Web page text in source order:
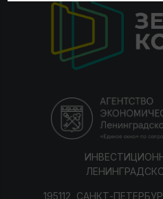
195112, САНКТ-